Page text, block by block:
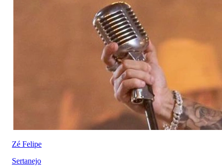
Zé Felipe
Sertanejo